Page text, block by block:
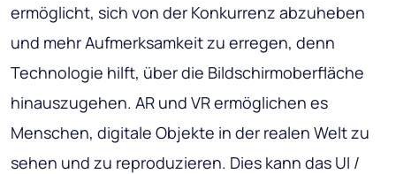
ermöglicht, sich von der Konkurrenz abzuheben
und mehr Aufmerksamkeit zu erregen, denn
Technologie hilft, über die Bildschirmoberfläche
hinauszugehen. AR und VR ermöglichen es
Menschen, digitale Objekte in der realen Welt zu
sehen und zu reproduzieren. Dies kann das UI /